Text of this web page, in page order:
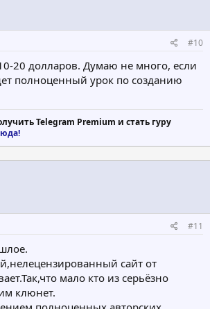
#10
20 долларов. Думаю не много, если
полноценный урок по созданию
Telegram Premium и стать гуру
#11
сайт от
мало кто из серьёзно
клюнет.